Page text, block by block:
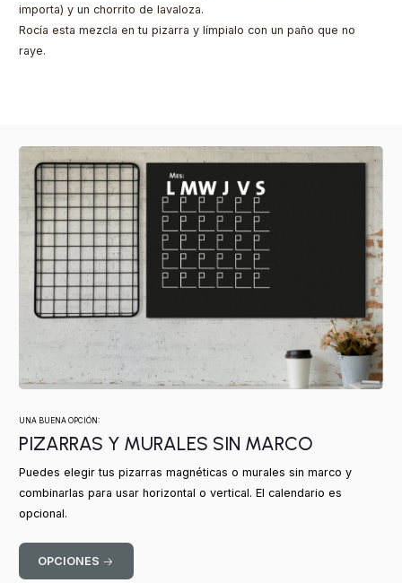
importa) y un chorrito de lavaloza.
Rocía esta mezcla en tu pizarra y límpialo con un paño que no
raye.
UNA BUENA OPCIÓN:
PIZARRAS Y MURALES SIN MARCO
Puedes elegir tus pizarras magnéticas o murales sin marco y
combinarlas para usar horizontal o vertical. El calendario es
opcional.
OPCIONES